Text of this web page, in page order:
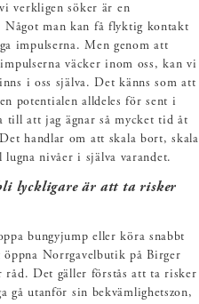
verkligen söker är en
Något man kan få flyktig kontakt
impulserna. Men genom att
väcker inom oss, kan vi
i oss själva. Det känns som att
potentialen alldeles för sent i
till att jag ägnar så mycket tid åt
handlar om att skala bort, skala
nivåer i själva varandet.
lyckligare är att ta risker
bungyjump eller köra snabbt
öppna Norrgavelbutik på Birger
råd. Det gäller förstås att ta risker
gå utanför sin bekvämlighetszon,